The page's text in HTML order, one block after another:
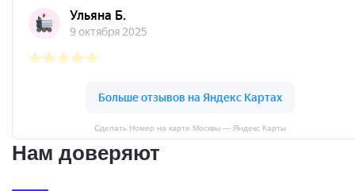
Сделать Номер на карте Москвы — Яндекс Карты
Нам доверяют